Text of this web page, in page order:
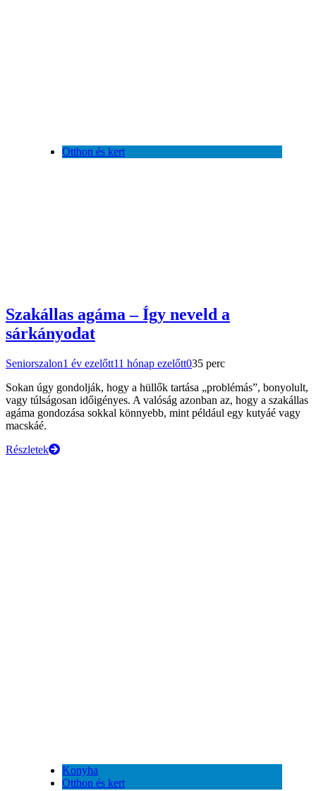
Otthon és kert
Szakállas agáma – Így neveld a
sárkányodat
Seniorszalon1 év ezelőtt11 hónap ezelőtt035 perc
Sokan úgy gondolják, hogy a hüllők tartása „problémás”, bonyolult,
vagy túlságosan időigényes. A valóság azonban az, hogy a szakállas
agáma gondozása sokkal könnyebb, mint például egy kutyáé vagy
macskáé.
Részletek
Konyha
Otthon és kert